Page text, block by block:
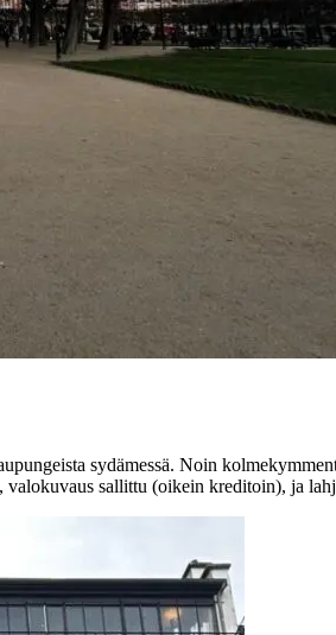
sydämessä. Noin
sallittu (oikein kreditoin), ja